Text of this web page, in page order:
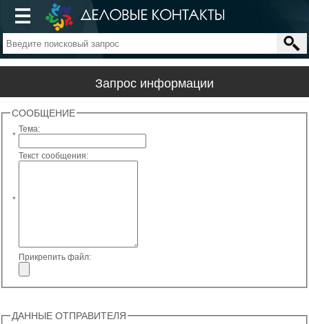
Запрос информации
СООБЩЕНИЕ
*
Тема:
*
Текст сообщения:
Прикрепить файл:
ДАННЫЕ ОТПРАВИТЕЛЯ